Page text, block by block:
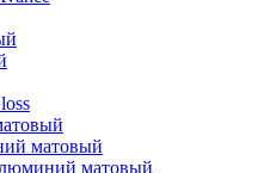
матовый
матовый